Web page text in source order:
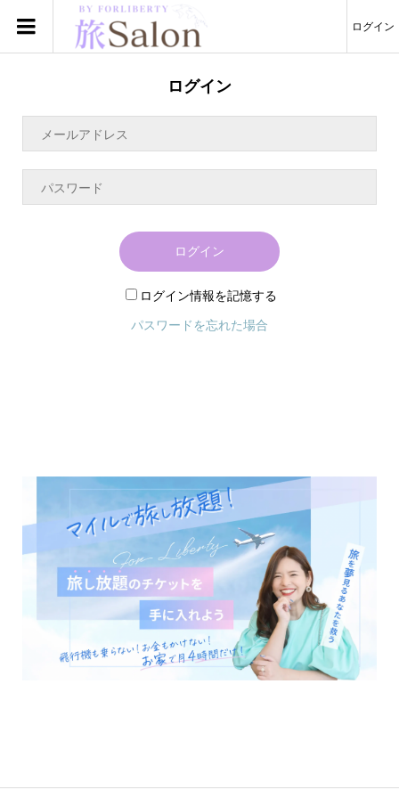
ログイン
ログイン
ログイン
ログイン情報を記憶する
パスワードを忘れた場合